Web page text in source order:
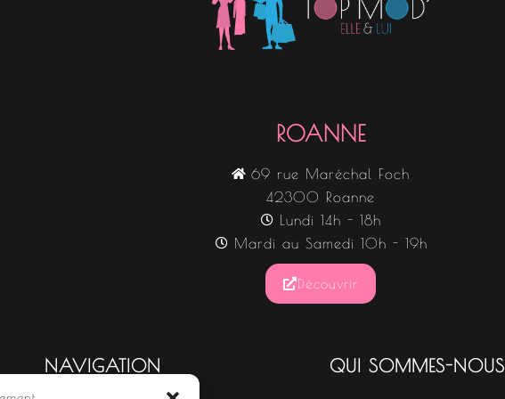
ROANNE
69 rue Maréchal Foch
42300 Roanne
Lundi 14h - 18h
Mardi au Samedi 10h - 19h
Découvrir
NAVIGATION QUI SOMMES-NOUS